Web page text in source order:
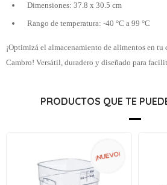
Dimensiones: 37.8 x 30.5 cm
Rango de temperatura: -40 °C a 99 °C
¡Optimizá el almacenamiento de alimentos en
Cambro! Versátil, duradero y diseñado para
PRODUCTOS QUE TE